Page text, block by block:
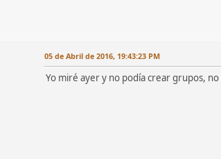
05 de Abril de 2016, 19:43:23 PM
Yo miré ayer y no podía crear grupos,